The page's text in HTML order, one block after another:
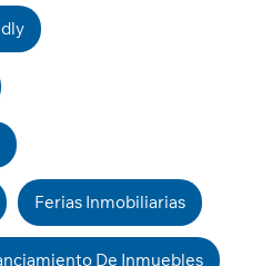
Ferias Inmobiliarias
De Inmuebles